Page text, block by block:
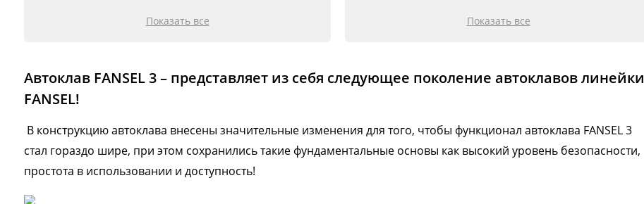
Показать все Показать все
Автоклав FANSEL 3 – представляет из себя следующее поколение автоклавов линейки
FANSEL!
В конструкцию автоклава внесены значительные изменения для того, чтобы функционал автоклава FANSEL 3
стал гораздо шире, при этом сохранились такие фундаментальные основы как высокий уровень безопасности,
простота в использовании и доступность!